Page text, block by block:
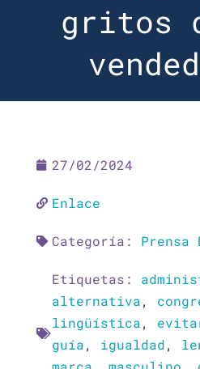
gritos
27/02/2024
Enlace
Categoría:
Etiquetas:
alternativa,
lingüística,
guía, igualdad,